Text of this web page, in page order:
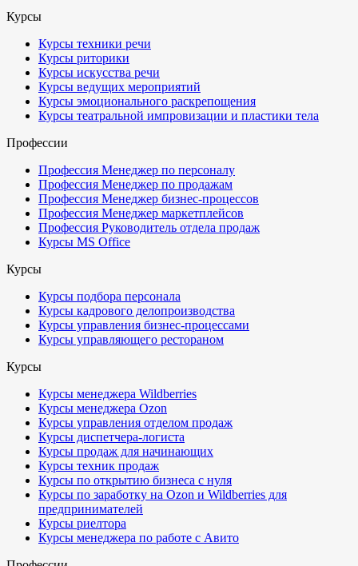
Курсы
Курсы техники речи
Курсы риторики
Курсы искусства речи
Курсы ведущих мероприятий
Курсы эмоционального раскрепощения
Курсы театральной импровизации и пластики тела
Профессии
Профессия Менеджер по персоналу
Профессия Менеджер по продажам
Профессия Менеджер бизнес-процессов
Профессия Менеджер маркетплейсов
Профессия Руководитель отдела продаж
Курсы MS Office
Курсы
Курсы подбора персонала
Курсы кадрового делопроизводства
Курсы управления бизнес-процессами
Курсы управляющего рестораном
Курсы
Курсы менеджера Wildberries
Курсы менеджера Ozon
Курсы управления отделом продаж
Курсы диспетчера-логиста
Курсы продаж для начинающих
Курсы техник продаж
Курсы по открытию бизнеса с нуля
Курсы по заработку на Ozon и Wildberries для
предпринимателей
Курсы риелтора
Курсы менеджера по работе с Авито